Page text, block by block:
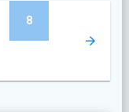
Sida
8